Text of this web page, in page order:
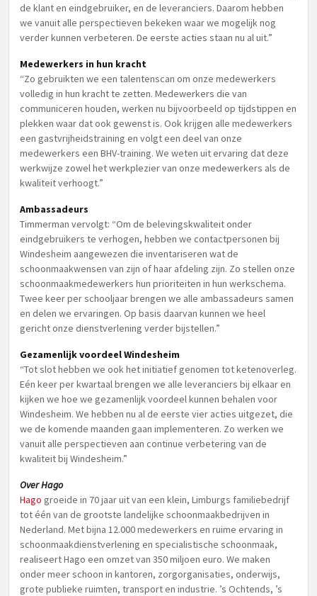
de klant en eindgebruiker, en de leveranciers. Daarom hebben
we vanuit alle perspectieven bekeken waar we mogelijk nog
verder kunnen verbeteren. De eerste acties staan nu al uit.”
Medewerkers in hun kracht
“Zo gebruikten we een talentenscan om onze medewerkers
volledig in hun kracht te zetten. Medewerkers die van
communiceren houden, werken nu bijvoorbeeld op tijdstippen en
plekken waar dat ook gewenst is. Ook krijgen alle medewerkers
een gastvrijheidstraining en volgt een deel van onze
medewerkers een BHV-training. We weten uit ervaring dat deze
werkwijze zowel het werkplezier van onze medewerkers als de
kwaliteit verhoogt.”
Ambassadeurs
Timmerman vervolgt: “Om de belevingskwaliteit onder
eindgebruikers te verhogen, hebben we contactpersonen bij
Windesheim aangewezen die inventariseren wat de
schoonmaakwensen van zijn of haar afdeling zijn. Zo stellen onze
schoonmaakmedewerkers hun prioriteiten in hun werkschema.
Twee keer per schooljaar brengen we alle ambassadeurs samen
en delen we ervaringen. Op basis daarvan kunnen we heel
gericht onze dienstverlening verder bijstellen.”
Gezamenlijk voordeel Windesheim
“Tot slot hebben we ook het initiatief genomen tot ketenoverleg.
Eén keer per kwartaal brengen we alle leveranciers bij elkaar en
kijken we hoe we gezamenlijk voordeel kunnen behalen voor
Windesheim. We hebben nu al de eerste vier acties uitgezet, die
we de komende maanden gaan implementeren. Zo werken we
vanuit alle perspectieven aan continue verbetering van de
kwaliteit bij Windesheim.”
Over Hago
Hago groeide in 70 jaar uit van een klein, Limburgs familiebedrijf
tot één van de grootste landelijke schoonmaakbedrijven in
Nederland. Met bijna 12.000 medewerkers en ruime ervaring in
schoonmaakdienstverlening en specialistische schoonmaak,
realiseert Hago een omzet van 350 miljoen euro. We maken
onder meer schoon in kantoren, zorgorganisaties, onderwijs,
grote publieke ruimten, transport en industrie. ’s Ochtends, ’s